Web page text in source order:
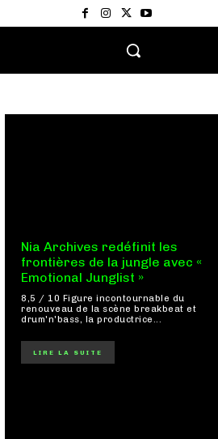
Nia Archives redéfinit les
frontières de la jungle avec «
Emotional Junglist »
8,5 / 10 Figure incontournable du
renouveau de la scène breakbeat et
drum'n'bass, la productrice...
LIRE LA SUITE